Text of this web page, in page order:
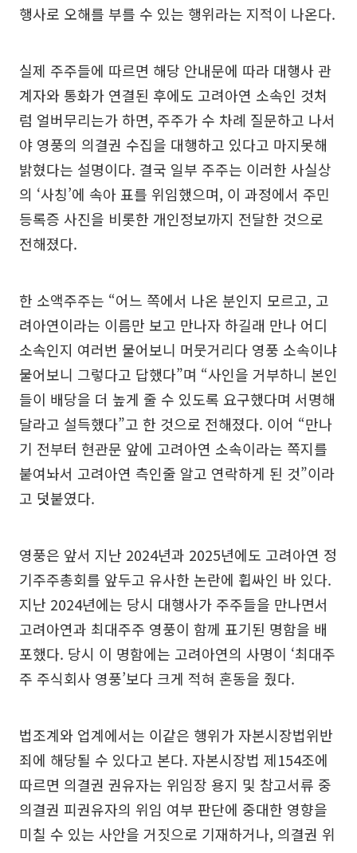
행사로 오해를 부를 수 있는 행위라는 지적이 나온다.
실제 주주들에 따르면 해당 안내문에 따라 대행사 관
계자와 통화가 연결된 후에도 고려아연 소속인 것처
럼 얼버무리는가 하면, 주주가 수 차례 질문하고 나서
야 영풍의 의결권 수집을 대행하고 있다고 마지못해
밝혔다는 설명이다. 결국 일부 주주는 이러한 사실상
의 ‘사칭’에 속아 표를 위임했으며, 이 과정에서 주민
등록증 사진을 비롯한 개인정보까지 전달한 것으로
전해졌다.
한 소액주주는 “어느 쪽에서 나온 분인지 모르고, 고
려아연이라는 이름만 보고 만나자 하길래 만나 어디
소속인지 여러번 물어보니 머뭇거리다 영풍 소속이냐
물어보니 그렇다고 답했다”며 “사인을 거부하니 본인
들이 배당을 더 높게 줄 수 있도록 요구했다며 서명해
달라고 설득했다”고 한 것으로 전해졌다. 이어 “만나
기 전부터 현관문 앞에 고려아연 소속이라는 쪽지를
붙여놔서 고려아연 측인줄 알고 연락하게 된 것”이라
고 덧붙였다.
영풍은 앞서 지난 2024년과 2025년에도 고려아연 정
기주주총회를 앞두고 유사한 논란에 휩싸인 바 있다.
지난 2024년에는 당시 대행사가 주주들을 만나면서
고려아연과 최대주주 영풍이 함께 표기된 명함을 배
포했다. 당시 이 명함에는 고려아연의 사명이 ‘최대주
주 주식회사 영풍’보다 크게 적혀 혼동을 줬다.
법조계와 업계에서는 이같은 행위가 자본시장법위반
죄에 해당될 수 있다고 본다. 자본시장법 제154조에
따르면 의결권 권유자는 위임장 용지 및 참고서류 중
의결권 피권유자의 위임 여부 판단에 중대한 영향을
미칠 수 있는 사안을 거짓으로 기재하거나, 의결권 위